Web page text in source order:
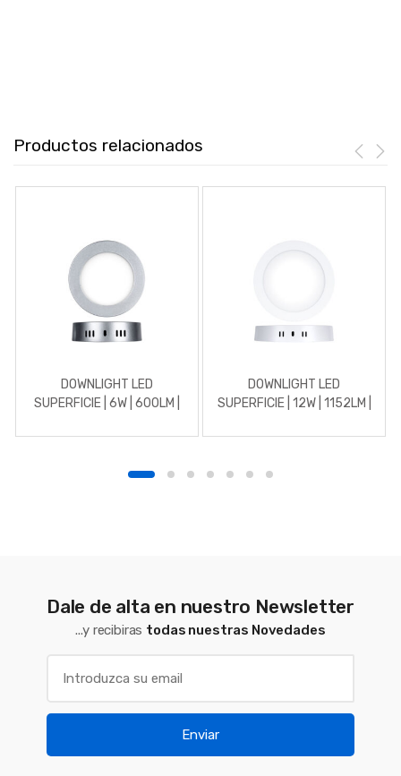
Productos relacionados
DOWNLIGHT LED
SUPERFICIE | 6W | 600LM |
MATE
DOWNLIGHT LED
SUPERFICIE | 12W | 1152LM |
BLANCO
Dale de alta en nuestro Newsletter
...y recibiras todas nuestras Novedades
Enviar